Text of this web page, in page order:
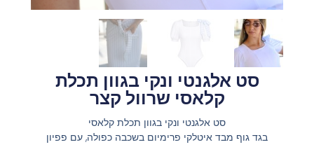
סט אלגנטי ונקי בגוון תכלת
קלאסי שרוול קצר
סט אלגנטי ונקי בגוון תכלת קלאסי
בגד גוף מבד איטלקי פרימיום בשכבה כפולה, עם פפיון